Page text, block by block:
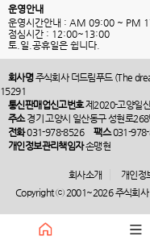
운영안내
운영시간안내 : AM 09:00 ~ PM
점심시간 : 12:00~13:00
토.일.공휴일은 쉽니다.
회사명주식회사 더드림푸드 (The
15291
통신판매업신고번호제2020-고양일
주소경기 고양시 일산동구 성현로
전화031-978-8526 팩스031-
개인정보관리책임자손맹현
회사소개 개인정
Copyright ⓒ 2001~2026 주식회사